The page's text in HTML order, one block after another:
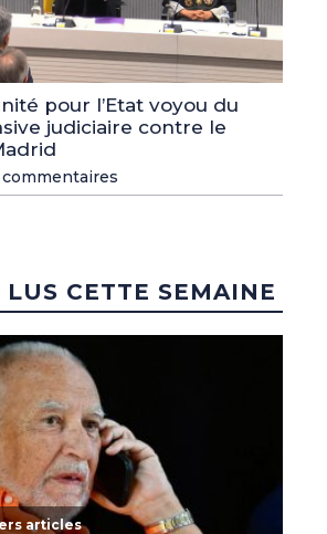
pour l’Etat voyou du
judiciaire contre le
commentaires
LUS CETTE SEMAINE